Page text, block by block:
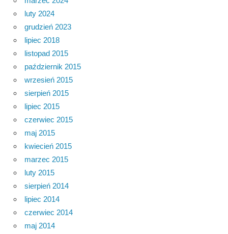
luty 2024
grudzień 2023
lipiec 2018
listopad 2015
październik 2015
wrzesień 2015
sierpień 2015
lipiec 2015
czerwiec 2015
maj 2015
kwiecień 2015
marzec 2015
luty 2015
sierpień 2014
lipiec 2014
czerwiec 2014
maj 2014